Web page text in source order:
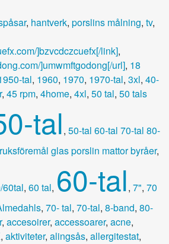
, hantverk, porslins målning, tv,
]bzvcdczcuefx[/link],
]umwmftgodong[/url], 18
tal, 1960, 1970, 1970-tal, 3xl, 40-
, 45 rpm, 4home, 4xl, 50 tal, 50 tals
tal, 50-tal 60-tal 70-tal 80-
glas porslin mattor byråer,
60tal, 60 tal, 60-tal, 7", 70
, 70- tal, 70-tal, 8-band, 80-
, accesoirer, accessoarer, acne,
, aktiviteter, alingsås, allergitestat,